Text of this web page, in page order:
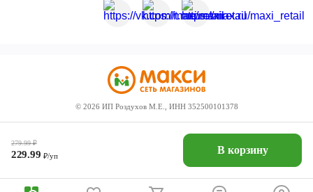
279.99₽
229.99 ₽/уп В корзину
© 2026 ИП Роздухов М.Е., ИНН 352500101378